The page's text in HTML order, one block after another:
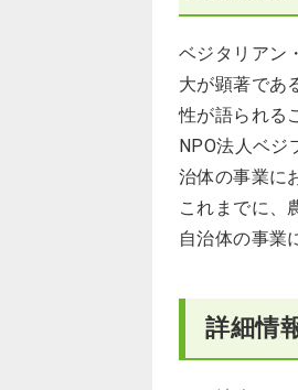
ベジタリアン
大が顕著であ
性が語られる
NPO法人ベジ
治体の事業に
これまでに、
自治体の事業
詳細情